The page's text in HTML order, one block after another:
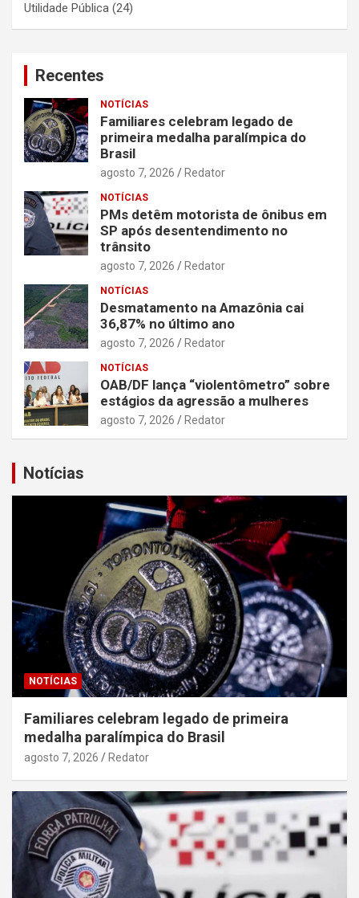
Utilidade Pública (24)
Recentes
NOTÍCIAS
Familiares celebram legado de
primeira medalha paralímpica do
Brasil
agosto 7, 2026 Redator
NOTÍCIAS
PMs detêm motorista de ônibus em
SP após desentendimento no
trânsito
agosto 7, 2026 Redator
NOTÍCIAS
Desmatamento na Amazônia cai
36,87% no último ano
agosto 7, 2026 Redator
NOTÍCIAS
OAB/DF lança “violentômetro” sobre
estágios da agressão a mulheres
agosto 7, 2026 Redator
Notícias
NOTÍCIAS
Familiares celebram legado de primeira
medalha paralímpica do Brasil
agosto 7, 2026 Redator